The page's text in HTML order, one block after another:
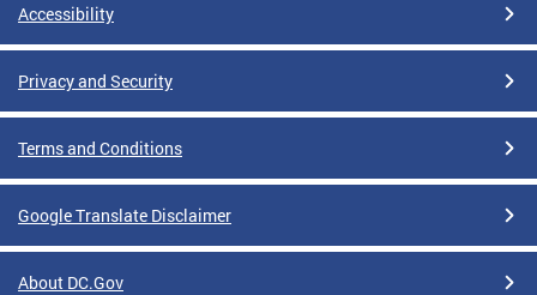
Accessibility
Privacy and Security
Terms and Conditions
Google Translate Disclaimer
About DC.Gov